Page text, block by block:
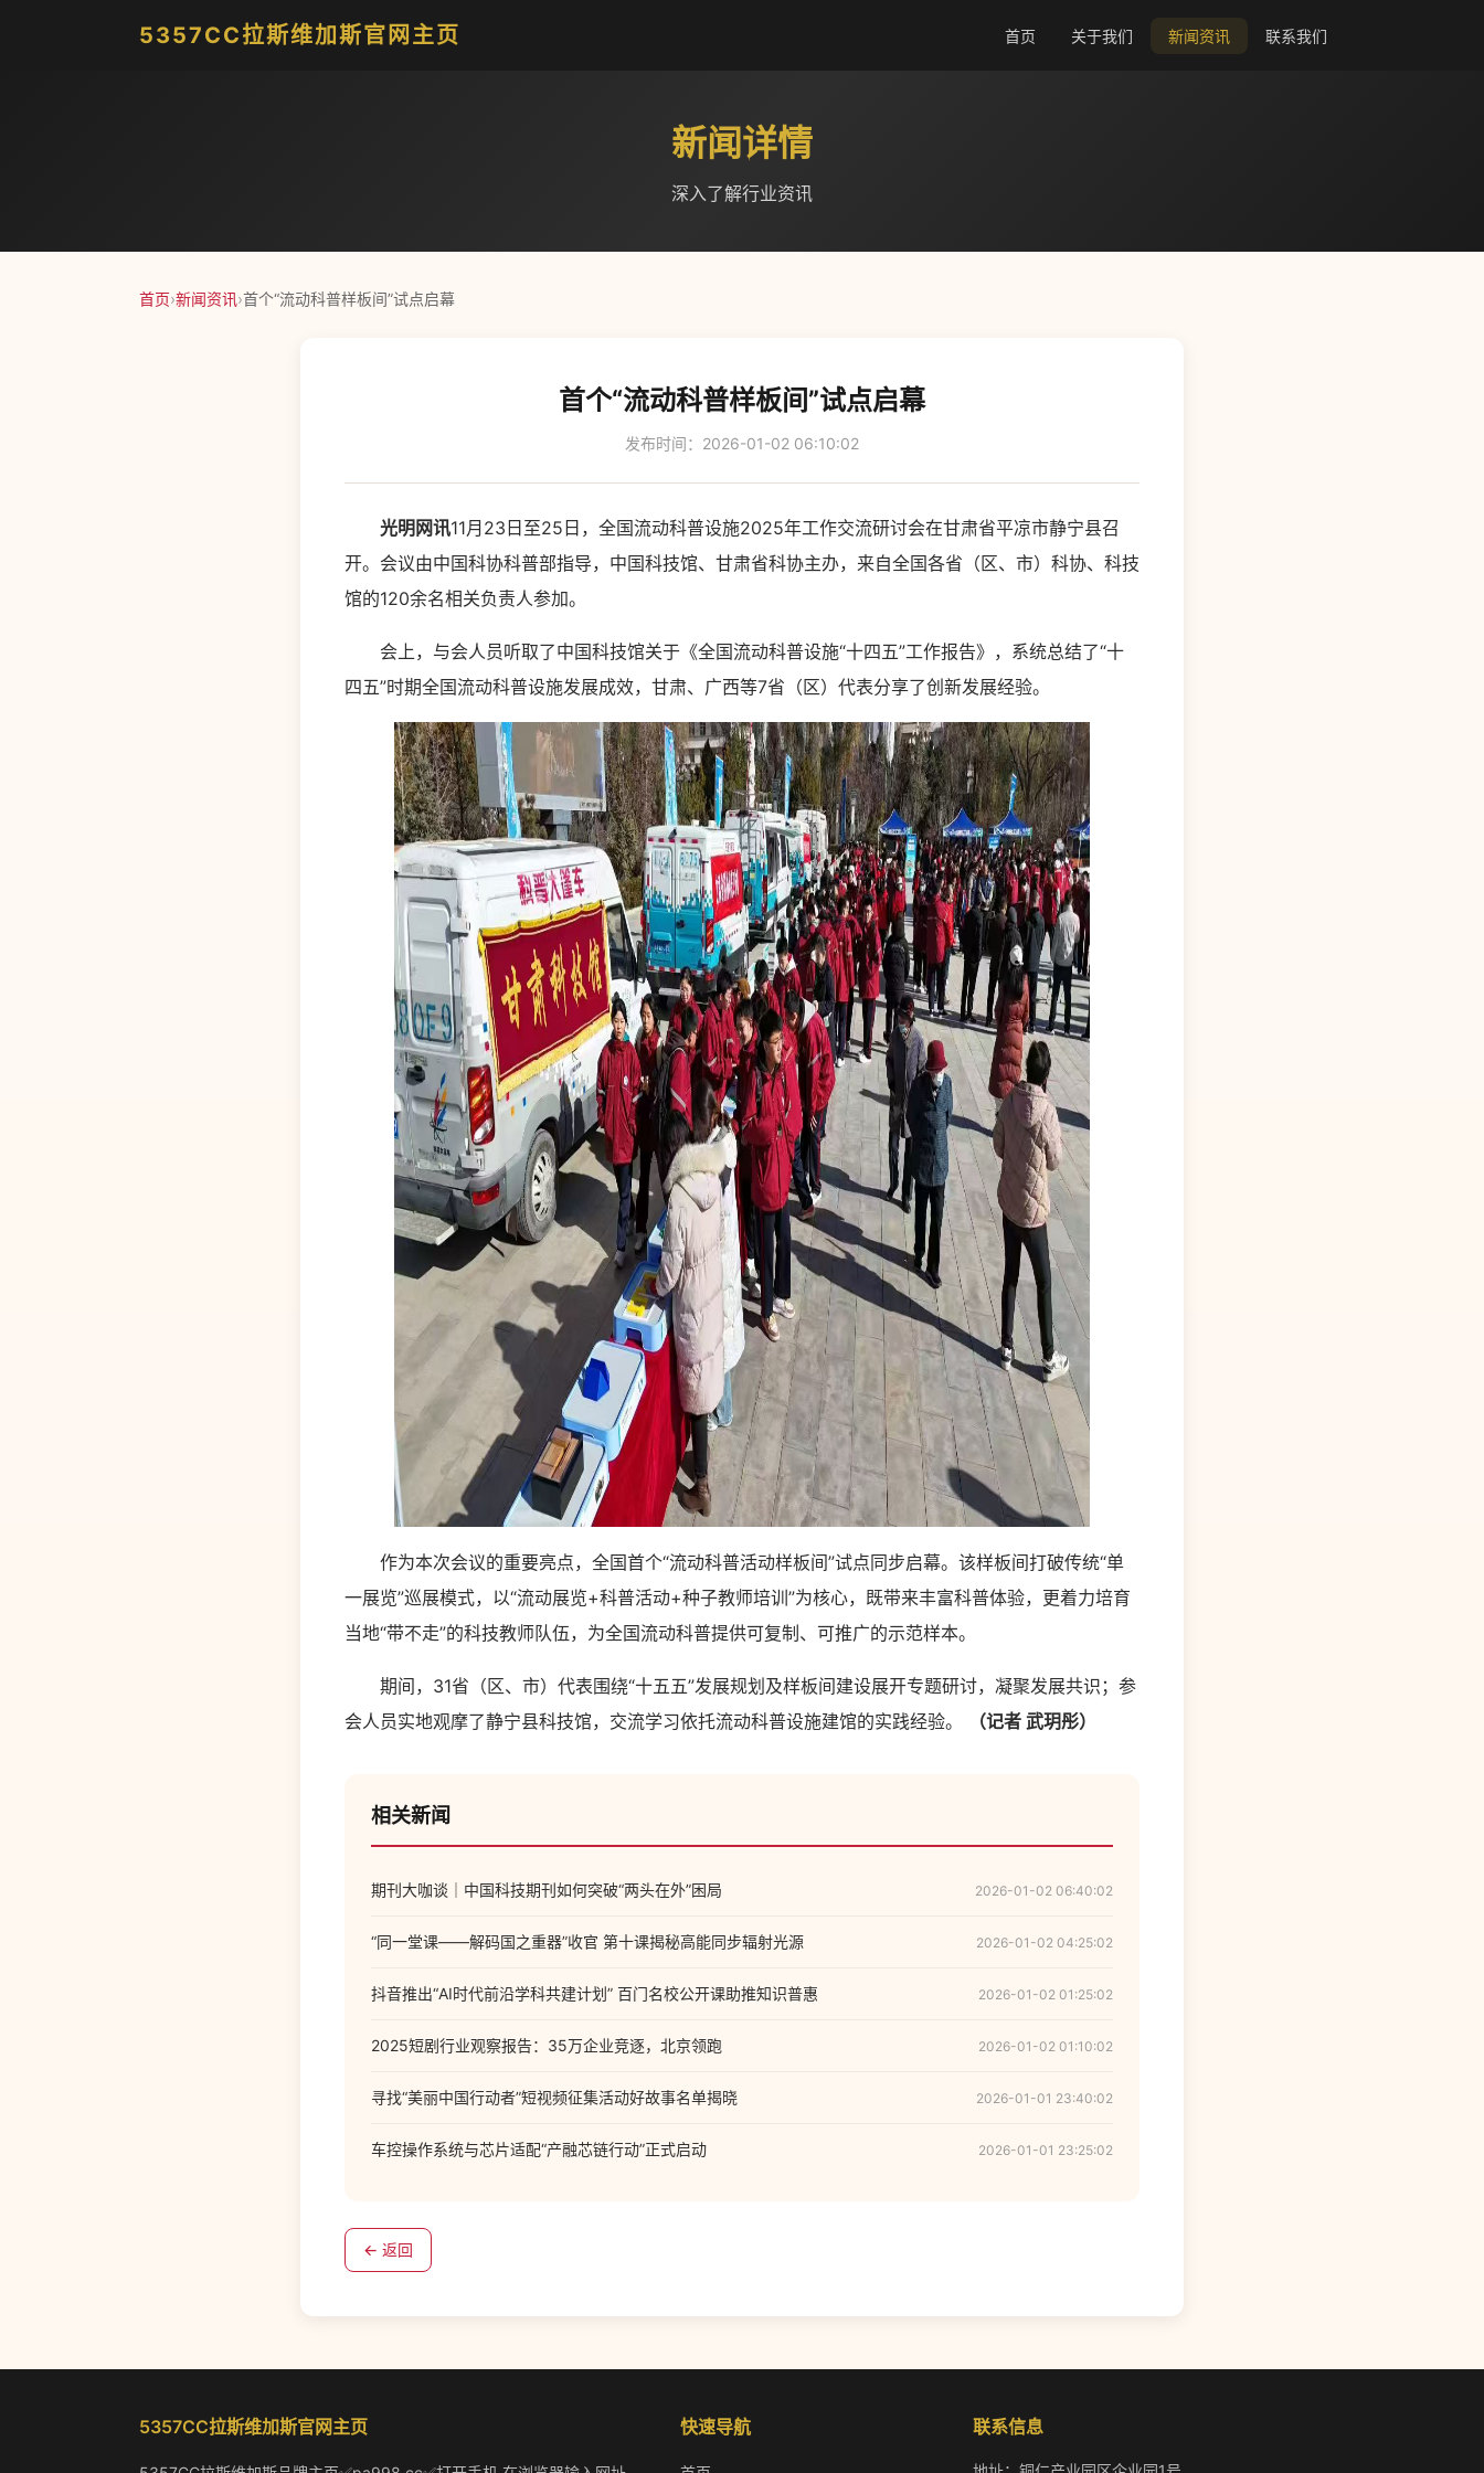
5357CC拉斯维加斯官网主页 首页 关于我们 新闻资讯 联系我们
新闻详情
深入了解行业资讯
首页›新闻资讯›首个“流动科普样板间”试点启幕
首个“流动科普样板间”试点启幕
发布时间：2026-01-02 06:10:02
光明网讯11月23日至25日，全国流动科普设施2025年工作交流研讨会在甘肃省平凉市静宁县召
开。会议由中国科协科普部指导，中国科技馆、甘肃省科协主办，来自全国各省（区、市）科协、科技
馆的120余名相关负责人参加。
会上，与会人员听取了中国科技馆关于《全国流动科普设施“十四五”工作报告》，系统总结了“十
四五”时期全国流动科普设施发展成效，甘肃、广西等7省（区）代表分享了创新发展经验。
作为本次会议的重要亮点，全国首个“流动科普活动样板间”试点同步启幕。该样板间打破传统“单
一展览”巡展模式，以“流动展览+科普活动+种子教师培训”为核心，既带来丰富科普体验，更着力培育
当地“带不走”的科技教师队伍，为全国流动科普提供可复制、可推广的示范样本。
期间，31省（区、市）代表围绕“十五五”发展规划及样板间建设展开专题研讨，凝聚发展共识；参
会人员实地观摩了静宁县科技馆，交流学习依托流动科普设施建馆的实践经验。
（记者 武玥彤）
相关新闻
期刊大咖谈｜中国科技期刊如何突破“两头在外”困局 2026-01-02 06:40:02
“同一堂课——解码国之重器”收官 第十课揭秘高能同步辐射光源 2026-01-02 04:25:02
抖音推出“AI时代前沿学科共建计划” 百门名校公开课助推知识普惠 2026-01-02 01:25:02
2025短剧行业观察报告：35万企业竞逐，北京领跑 2026-01-02 01:10:02
寻找“美丽中国行动者”短视频征集活动好故事名单揭晓 2026-01-01 23:40:02
车控操作系统与芯片适配“产融芯链行动”正式启动 2026-01-01 23:25:02
← 返回
5357CC拉斯维加斯官网主页 快速导航 联系信息